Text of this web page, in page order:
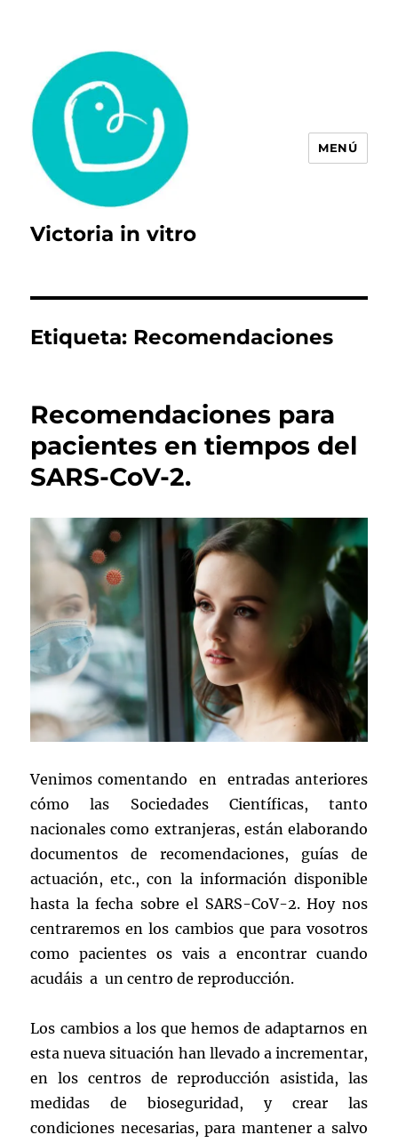
Victoria in vitro
MENÚ
Etiqueta: Recomendaciones
Recomendaciones para
pacientes en tiempos del
SARS-CoV-2.
Venimos comentando en entradas anteriores
cómo las Sociedades Científicas, tanto
nacionales como extranjeras, están elaborando
documentos de recomendaciones, guías de
actuación, etc., con la información disponible
hasta la fecha sobre el SARS-CoV-2. Hoy nos
centraremos en los cambios que para vosotros
como pacientes os vais a encontrar cuando
acudáis a un centro de reproducción.
Los cambios a los que hemos de adaptarnos en
esta nueva situación han llevado a incrementar,
en los centros de reproducción asistida, las
medidas de bioseguridad, y crear las
condiciones necesarias, para mantener a salvo